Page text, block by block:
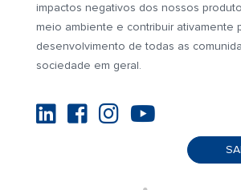
impactos negativos dos nossos
meio ambiente e contribuir ativamente
desenvolvimento de todas as
sociedade em geral.